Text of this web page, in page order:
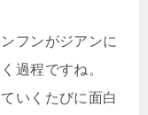
フンがジアンに
過程ですね。
いくたびに面白